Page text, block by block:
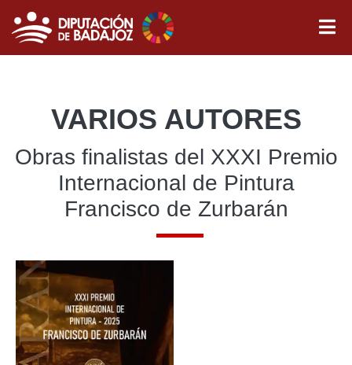
VARIOS AUTORES
Obras finalistas del XXXI Premio
Internacional de Pintura
Francisco de Zurbarán